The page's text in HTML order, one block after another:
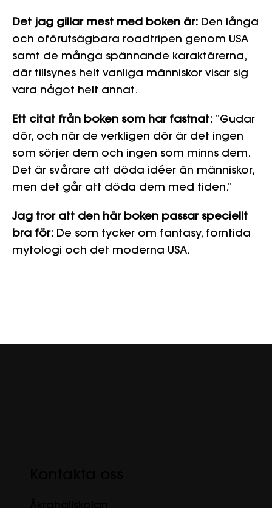
Det jag gillar mest med boken är: Den långa
och oförutsägbara roadtripen genom USA
samt de många spännande karaktärerna,
där tillsynes helt vanliga människor visar sig
vara något helt annat.
Ett citat från boken som har fastnat: ”Gudar
dör, och när de verkligen dör är det ingen
som sörjer dem och ingen som minns dem.
Det är svårare att döda idéer än människor,
men det går att döda dem med tiden.”
Jag tror att den här boken passar speciellt
bra för: De som tycker om fantasy, forntida
mytologi och det moderna USA.